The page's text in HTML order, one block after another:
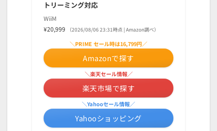
トリーミング対応
WiiM
¥20,999
（2026/08/06 23:31時点 | Amazon調べ）
＼PRIME セール時は16,799円／
Amazonで探す
＼楽天セール情報／
楽天市場で探す
＼Yahooセール情報／
Yahooショッピング